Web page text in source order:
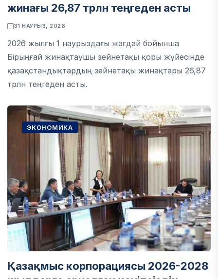
жинағы 26,87 трлн теңгеден асты
31 НАУРЫЗ, 2026
2026 жылғы 1 наурыздағы жағдай бойынша
Бірыңғай жинақтаушы зейнетақы қоры жүйесінде
қазақстандықтардың зейнетақы жинақтары 26,87
трлн теңгеден асты.
ЭКОНОМИКА
Қазақмыс корпорациясы 2026-2028